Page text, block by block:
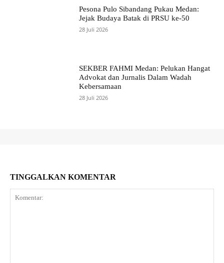
Pesona Pulo Sibandang Pukau Medan:
Jejak Budaya Batak di PRSU ke-50
28 Juli 2026
SEKBER FAHMI Medan: Pelukan Hangat
Advokat dan Jurnalis Dalam Wadah
Kebersamaan
28 Juli 2026
TINGGALKAN KOMENTAR